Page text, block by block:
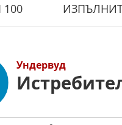
Ундервуд